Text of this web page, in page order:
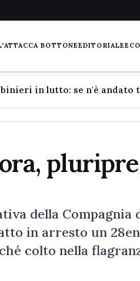
BOTTONEEDITORIALE
della Compagnia
in arresto un
colto nella